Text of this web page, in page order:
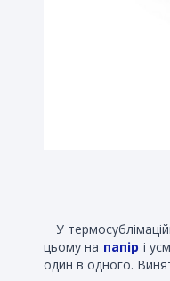
У
цьому на папір і
один в одного.